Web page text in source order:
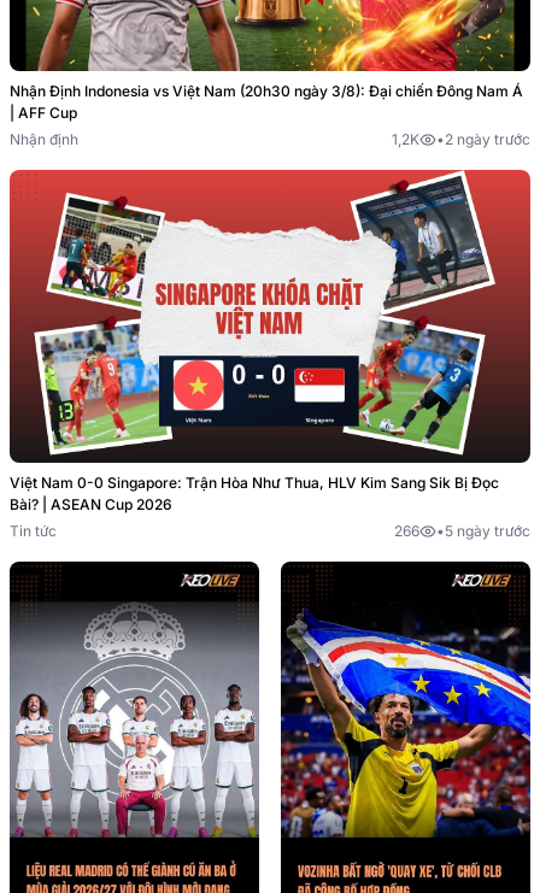
Nhận Định Indonesia vs Việt Nam (20h30 ngày 3/8): Đại chiến Đông Nam Á
| AFF Cup
Nhận định
1,2K •2 ngày trước
Việt Nam 0-0 Singapore: Trận Hòa Như Thua, HLV Kim Sang Sik Bị Đọc
Bài? | ASEAN Cup 2026
Tin tức
266 •5 ngày trước